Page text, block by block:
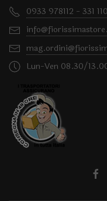
0933 978112 - 331
Lun-Ven 08.30/